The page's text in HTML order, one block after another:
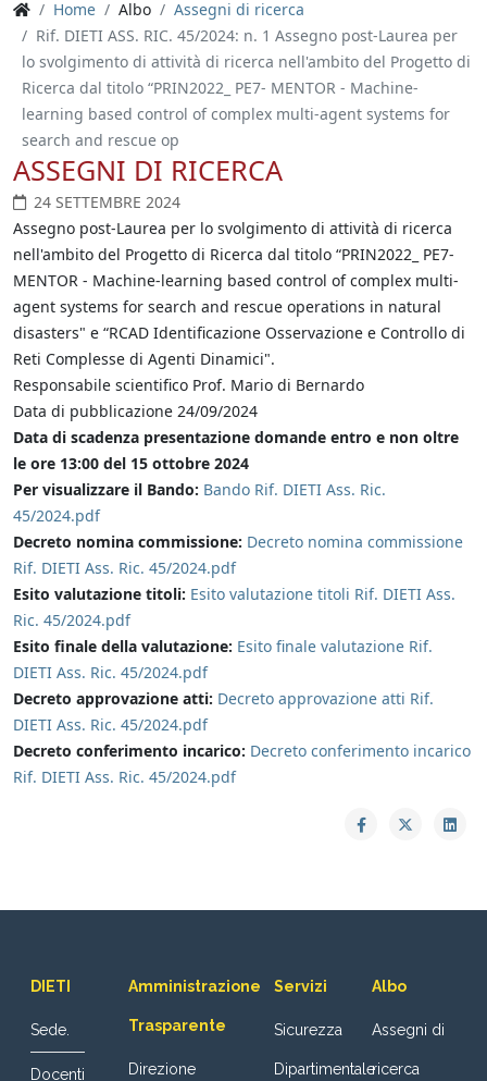
Home Albo
Assegni di ricerca
Rif. DIETI ASS. RIC. 45/2024: n. 1 Assegno post-Laurea per
lo svolgimento di attività di ricerca nell'ambito del Progetto di
Ricerca dal titolo “PRIN2022_ PE7- MENTOR - Machine-
learning based control of complex multi-agent systems for
search and rescue op
ASSEGNI DI RICERCA
24 SETTEMBRE 2024
Assegno post-Laurea per lo svolgimento di attività di ricerca
nell'ambito del Progetto di Ricerca dal titolo “PRIN2022_ PE7-
MENTOR - Machine-learning based control of complex multi-
agent systems for search and rescue operations in natural
disasters" e “RCAD Identificazione Osservazione e Controllo di
Reti Complesse di Agenti Dinamici".
Responsabile scientifico Prof. Mario di Bernardo
Data di pubblicazione 24/09/2024
Data di scadenza presentazione domande entro e non oltre
le ore 13:00 del 15 ottobre 2024
Per visualizzare il Bando: Bando Rif. DIETI Ass. Ric.
45/2024.pdf
Decreto nomina commissione: Decreto nomina commissione
Rif. DIETI Ass. Ric. 45/2024.pdf
Esito valutazione titoli: Esito valutazione titoli Rif. DIETI Ass.
Ric. 45/2024.pdf
Esito finale della valutazione: Esito finale valutazione Rif.
DIETI Ass. Ric. 45/2024.pdf
Decreto approvazione atti: Decreto approvazione atti Rif.
DIETI Ass. Ric. 45/2024.pdf
Decreto conferimento incarico: Decreto conferimento incarico
Rif. DIETI Ass. Ric. 45/2024.pdf
DIETI
Sede.
Docenti
Amministrazione
Trasparente
Direzione
Servizi
Sicurezza
Dipartimentale
Albo
Assegni di
ricerca